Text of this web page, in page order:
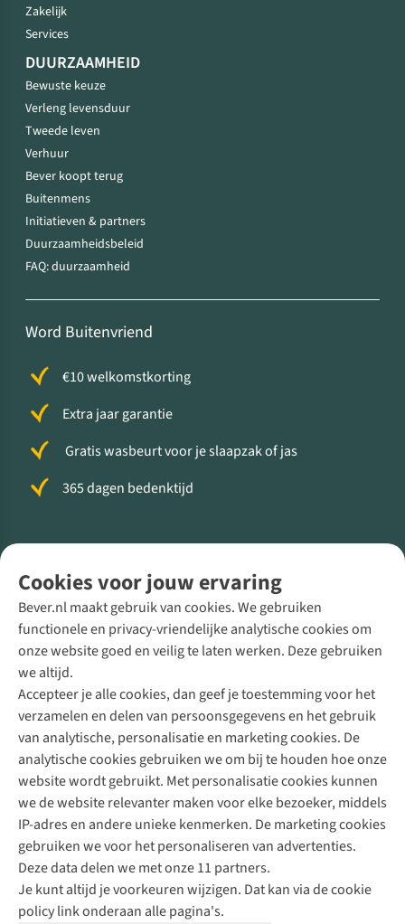
Cookies voor jouw ervaring
Bever.nl maakt gebruik van cookies. We gebruiken
functionele en privacy-vriendelijke analytische cookies om
onze website goed en veilig te laten werken. Deze gebruiken
we altijd.
Accepteer je alle cookies, dan geef je toestemming voor het
verzamelen en delen van persoonsgegevens en het gebruik
van analytische, personalisatie en marketing cookies. De
analytische cookies gebruiken we om bij te houden hoe onze
website wordt gebruikt. Met personalisatie cookies kunnen
we de website relevanter maken voor elke bezoeker, middels
IP-adres en andere unieke kenmerken. De marketing cookies
gebruiken we voor het personaliseren van advertenties.
Deze data delen we met onze 11 partners.
Je kunt altijd je voorkeuren wijzigen. Dat kan via de cookie
policy link onderaan alle pagina's.
Zakelijk
Services
DUURZAAMHEID
Bewuste keuze
Verleng levensduur
Tweede leven
Verhuur
Bever koopt terug
Buitenmens
Initiatieven & partners
Duurzaamheidsbeleid
FAQ: duurzaamheid
Word Buitenvriend
€10 welkomstkorting
Extra jaar garantie
Gratis wasbeurt voor je slaapzak of jas
365 dagen bedenktijd
Direct advies van een Buitenexpert
+31 (0)85 888 50 88
+31 6 12 28 49 80
Contactformulier